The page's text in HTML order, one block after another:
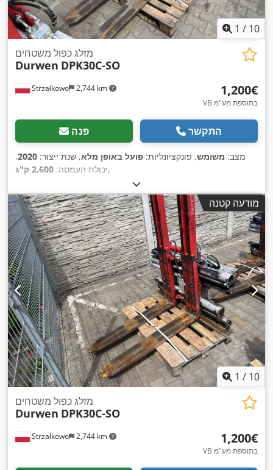
1 / 10
Strzałkowo 2,744 km
מזלג כפול משטחים
Durwen DPK30C-SO
‏1,200 ‏€
VB בתוספת מע"מ
פנה התקשר
מצב: משומש, פונקציונליות: פועל באופן מלא, שנת ייצור: 2020
,
יכולת העמסה: 2,600 ק"ג ,
מודעה קטנה
1 / 10
Strzałkowo 2,744 km
מזלג כפול משטחים
Durwen DPK30C-SO
‏1,200 ‏€
VB בתוספת מע"מ